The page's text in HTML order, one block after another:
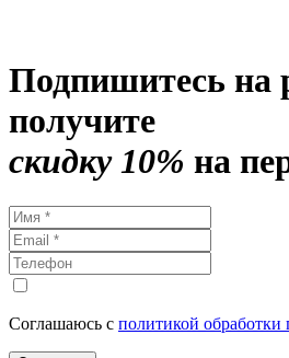
Подпишитесь на
получите
скидку 10% на
Соглашаюсь с политикой